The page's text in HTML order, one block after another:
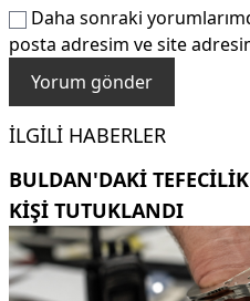
Daha sonraki
posta adresim ve site
İLGILI HABERLER
BULDAN'DAKI
KIŞI TUTUKLANDI